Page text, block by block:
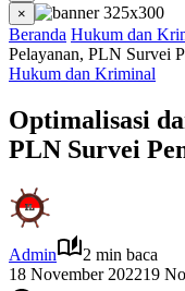
×
Beranda Hukum dan
Pelayanan, PLN Survei
Hukum dan Kriminal
Optimalisasi
PLN Survei
Admin
2 min baca
18 November 202219